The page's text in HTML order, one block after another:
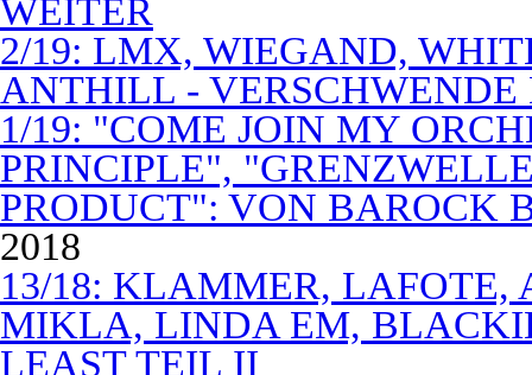
WEITER
2/19: LMX, WIEGAND,
ANTHILL -
1/19: "COME JOIN MY
PRINCIPLE",
PRODUCT": VON BAROCK
2018
13/18: KLAMMER,
MIKLA, LINDA EM,
LEAST TEIL II